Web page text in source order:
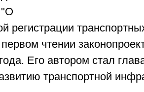
"О
регистрации
чтении
Его автором стал
транспортной